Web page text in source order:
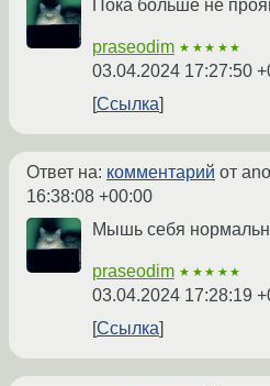
Пока больше не
praseodim ★★★★★
03.04.2024 17:27:50
Ссылка
Ответ на: комментарий от
16:38:08 +00:00
Мышь себя
praseodim ★★★★★
03.04.2024 17:28:19
Ссылка